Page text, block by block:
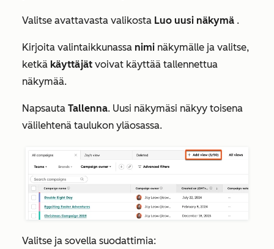
Valitse avattavasta valikosta Luo uusi näkymä .
Kirjoita valintaikkunassa nimi näkymälle ja valitse,
ketkä käyttäjät voivat käyttää tallennettua
näkymää.
Napsauta Tallenna. Uusi näkymäsi näkyy toisena
välilehtenä taulukon yläosassa.
Valitse ja sovella suodattimia: